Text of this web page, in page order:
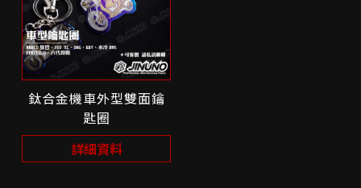
鈦合金機車外型雙面鑰
匙圈
詳細資料